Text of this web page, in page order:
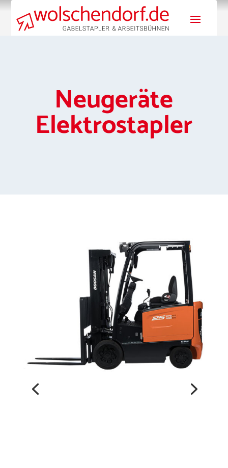
Neugeräte
Elektrostapler